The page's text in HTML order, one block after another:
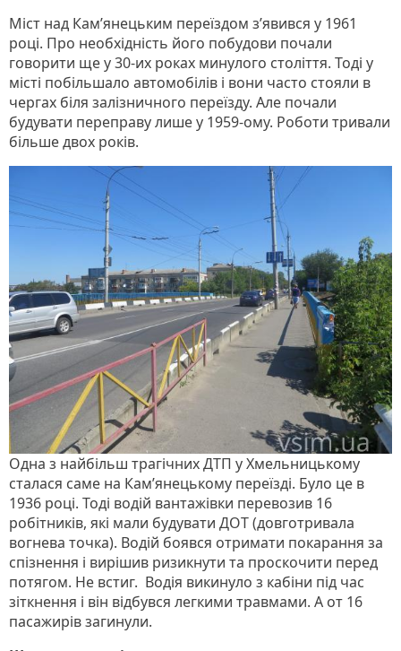
Міст над Кам’янецьким переїздом з’явився у 1961
році. Про необхідність його побудови почали
говорити ще у 30-их роках минулого століття. Тоді у
місті побільшало автомобілів і вони часто стояли в
чергах біля залізничного переїзду. Але почали
будувати переправу лише у 1959-ому. Роботи тривали
більше двох років.
Одна з найбільш трагічних ДТП у Хмельницькому
сталася саме на Кам’янецькому переїзді. Було це в
1936 році. Тоді водій вантажівки перевозив 16
робітників, які мали будувати ДОТ (довготривала
вогнева точка). Водій боявся отримати покарання за
спізнення і вирішив ризикнути та проскочити перед
потягом. Не встиг. Водія викинуло з кабіни під час
зіткнення і він відбувся легкими травмами. А от 16
пасажирів загинули.